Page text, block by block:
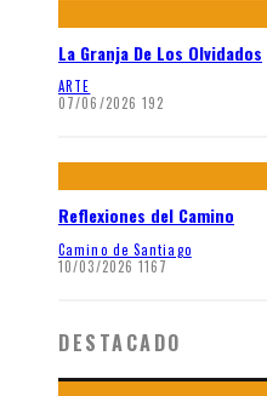
La Granja De Los Olvidados
ARTE
07/06/2026 192
Reflexiones del Camino
Camino de Santiago
10/03/2026 1167
DESTACADO